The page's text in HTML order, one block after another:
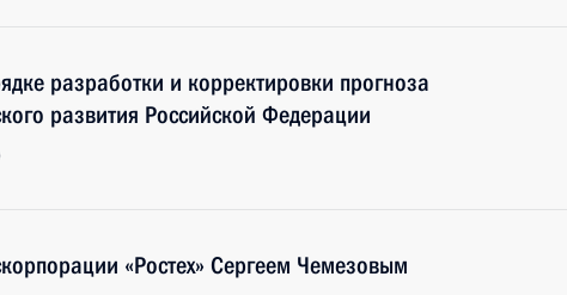
разработки и корректировки прогноза
развития Российской Федерации
«Ростех» Сергеем Чемезовым